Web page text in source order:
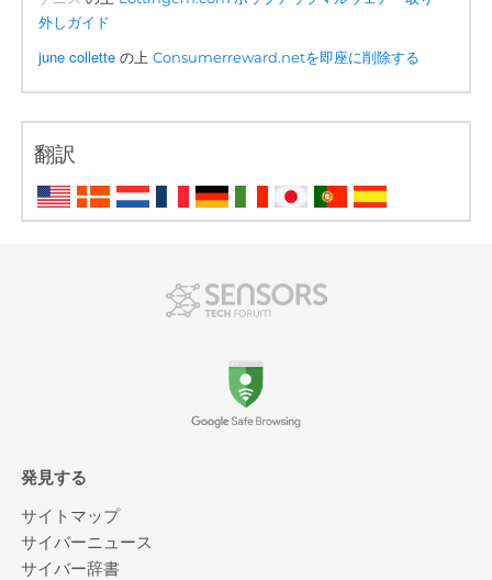
外しガイド
june collette の上Consumerreward.netを即座に削除する
翻訳
発見する
サイトマップ
サイバーニュース
サイバー辞書